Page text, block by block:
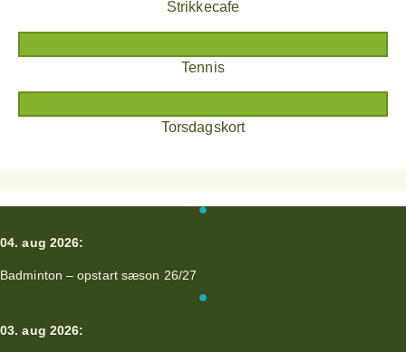
Strikkecafe
Tennis
Torsdagskort
04. aug 2026:
Badminton – opstart sæson 26/27
03. aug 2026: